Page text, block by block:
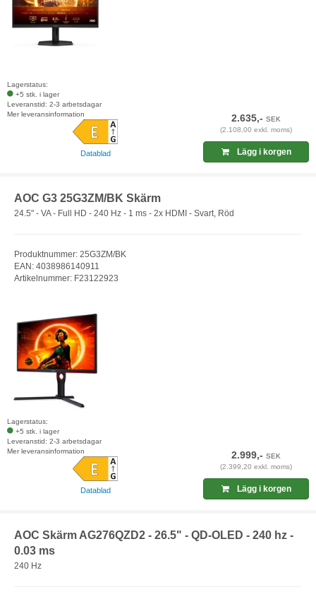
Lagerstatus:
+5 stk. i lager
Leveranstid: 2-3 arbetsdagar
Mer leveransinformation
Datablad
2.635,-SEK
(2.108,00 exkl. moms)
Lägg i korgen
AOC G3 25G3ZM/BK Skärm
24.5" - VA - Full HD - 240 Hz - 1 ms - 2x HDMI - Svart, Röd
Produktnummer: 25G3ZM/BK
EAN: 4038986140911
Artikelnummer: F23122923
Lagerstatus:
+5 stk. i lager
Leveranstid: 2-3 arbetsdagar
Mer leveransinformation
Datablad
2.999,-SEK
(2.399,20 exkl. moms)
Lägg i korgen
AOC Skärm AG276QZD2 - 26.5" - QD-OLED - 240 hz -
0.03 ms
240 Hz